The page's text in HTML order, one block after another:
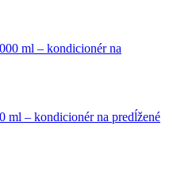
ml – kondicionér na predĺžené